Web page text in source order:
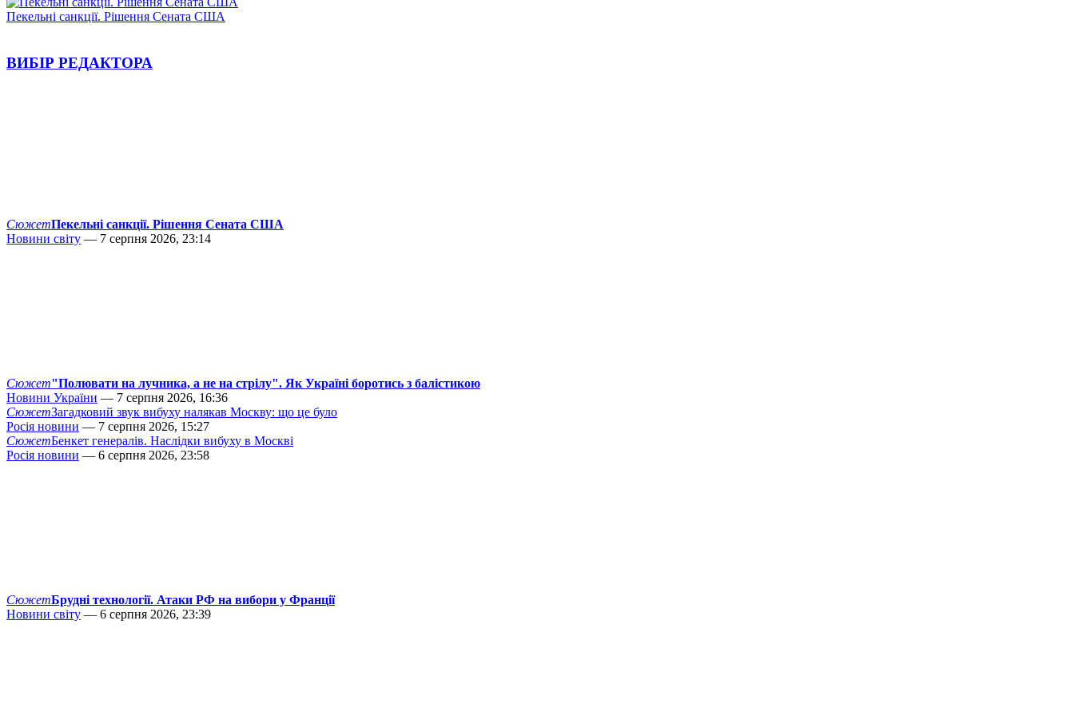
Пекельні санкції. Рішення Сената США
ВИБІР РЕДАКТОРА
СюжетПекельні санкції. Рішення Сената США
Новини світу — 7 серпня 2026, 23:14
Сюжет"Полювати на лучника, а не на стрілу". Як Україні боротись з балістикою
Новини України — 7 серпня 2026, 16:36
СюжетЗагадковий звук вибуху налякав Москву: що це було
Росія новини — 7 серпня 2026, 15:27
СюжетБенкет генералів. Наслідки вибуху в Москві
Росія новини — 6 серпня 2026, 23:58
СюжетБрудні технології. Атаки РФ на вибори у Франції
Новини світу — 6 серпня 2026, 23:39